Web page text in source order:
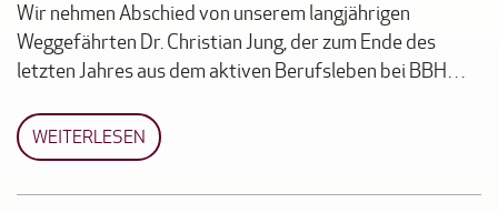
Wir nehmen Abschied von unserem langjährigen
Weggefährten Dr. Christian Jung, der zum Ende des
letzten Jahres aus dem aktiven Berufsleben bei BBH…
WEITERLESEN